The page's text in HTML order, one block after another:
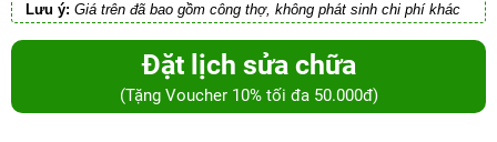
Lưu ý: Giá trên đã bao gồm công thợ, không phát sinh chi phí khác
Đặt lịch sửa chữa
(Tặng Voucher 10% tối đa 50.000đ)